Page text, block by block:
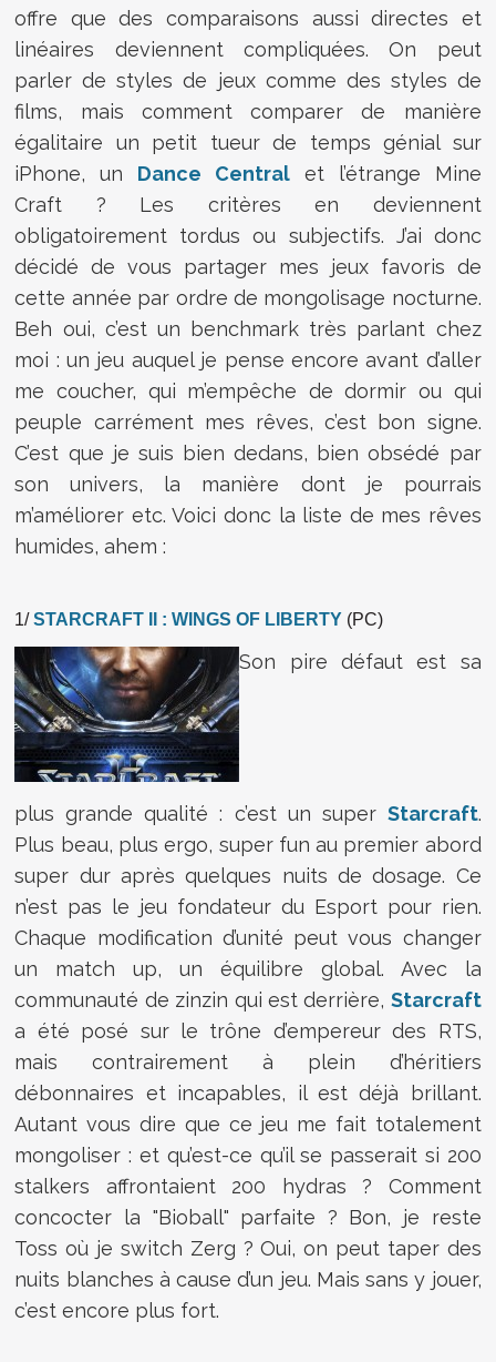
offre que des comparaisons aussi directes et
linéaires deviennent compliquées. On peut
parler de styles de jeux comme des styles de
films, mais comment comparer de manière
égalitaire un petit tueur de temps génial sur
iPhone, un Dance Central et l’étrange Mine
Craft ? Les critères en deviennent
obligatoirement tordus ou subjectifs. J’ai donc
décidé de vous partager mes jeux favoris de
cette année par ordre de mongolisage nocturne.
Beh oui, c’est un benchmark très parlant chez
moi : un jeu auquel je pense encore avant d’aller
me coucher, qui m’empêche de dormir ou qui
peuple carrément mes rêves, c’est bon signe.
C’est que je suis bien dedans, bien obsédé par
son univers, la manière dont je pourrais
m’améliorer etc. Voici donc la liste de mes rêves
humides, ahem :
1/STARCRAFT II : WINGS OF LIBERTY (PC)
Son pire défaut est sa
plus grande qualité : c’est un super Starcraft.
Plus beau, plus ergo, super fun au premier abord
super dur après quelques nuits de dosage. Ce
n’est pas le jeu fondateur du Esport pour rien.
Chaque modification d’unité peut vous changer
un match up, un équilibre global. Avec la
communauté de zinzin qui est derrière, Starcraft
a été posé sur le trône d’empereur des RTS,
mais contrairement à plein d’héritiers
débonnaires et incapables, il est déjà brillant.
Autant vous dire que ce jeu me fait totalement
mongoliser : et qu’est-ce qu’il se passerait si 200
stalkers affrontaient 200 hydras ? Comment
concocter la "Bioball" parfaite ? Bon, je reste
Toss où je switch Zerg ? Oui, on peut taper des
nuits blanches à cause d’un jeu. Mais sans y jouer,
c’est encore plus fort.